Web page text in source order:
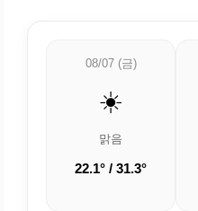
08/07 (금)
☀️
맑음
22.1° / 31.3°